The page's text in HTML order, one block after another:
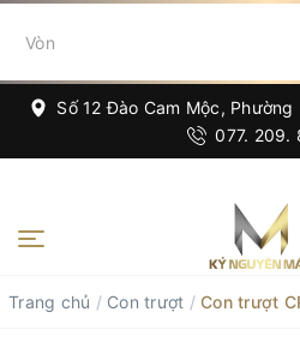
Số 12 Đào Cam Mộc,
077. 209.
Trang chủ / Con trượt / Con trượt